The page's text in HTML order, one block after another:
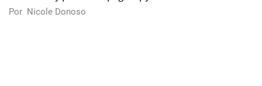
Por Nicole Donoso